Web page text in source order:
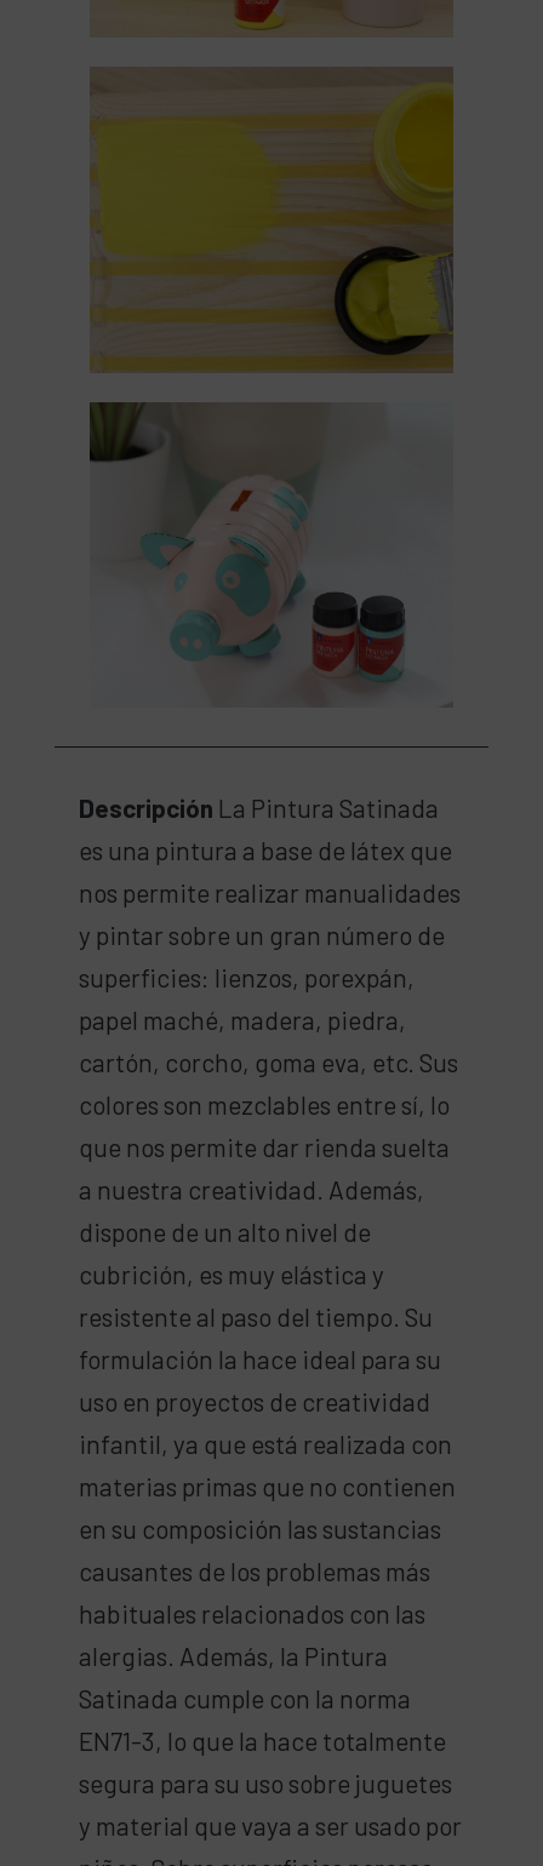
Descripción La Pintura Satinada
es una pintura a base de látex que
nos permite realizar manualidades
y pintar sobre un gran número de
superficies: lienzos, porexpán,
papel maché, madera, piedra,
cartón, corcho, goma eva, etc. Sus
colores son mezclables entre sí, lo
que nos permite dar rienda suelta
a nuestra creatividad. Además,
dispone de un alto nivel de
cubrición, es muy elástica y
resistente al paso del tiempo. Su
formulación la hace ideal para su
uso en proyectos de creatividad
infantil, ya que está realizada con
materias primas que no contienen
en su composición las sustancias
causantes de los problemas más
habituales relacionados con las
alergias. Además, la Pintura
Satinada cumple con la norma
EN71-3, lo que la hace totalmente
segura para su uso sobre juguetes
y material que vaya a ser usado por